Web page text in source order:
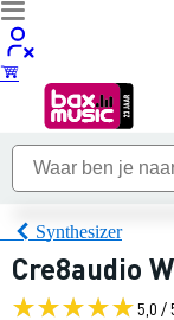
Synthesizer
Cre8audio
5,0 /